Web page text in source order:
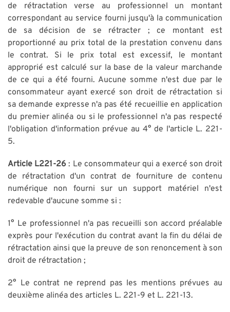
de rétractation verse au professionnel un montant
correspondant au service fourni jusqu'à la communication
de sa décision de se rétracter ; ce montant est
proportionné au prix total de la prestation convenu dans
le contrat. Si le prix total est excessif, le montant
approprié est calculé sur la base de la valeur marchande
de ce qui a été fourni. Aucune somme n'est due par le
consommateur ayant exercé son droit de rétractation si
sa demande expresse n'a pas été recueillie en application
du premier alinéa ou si le professionnel n'a pas respecté
l'obligation d'information prévue au 4° de l'article L. 221-
5.
Article L221-26 : Le consommateur qui a exercé son droit
de rétractation d'un contrat de fourniture de contenu
numérique non fourni sur un support matériel n'est
redevable d'aucune somme si :
1° Le professionnel n'a pas recueilli son accord préalable
exprès pour l'exécution du contrat avant la fin du délai de
rétractation ainsi que la preuve de son renoncement à son
droit de rétractation ;
2° Le contrat ne reprend pas les mentions prévues au
deuxième alinéa des articles L. 221-9 et L. 221-13.